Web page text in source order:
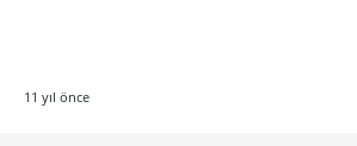
11 yıl önce